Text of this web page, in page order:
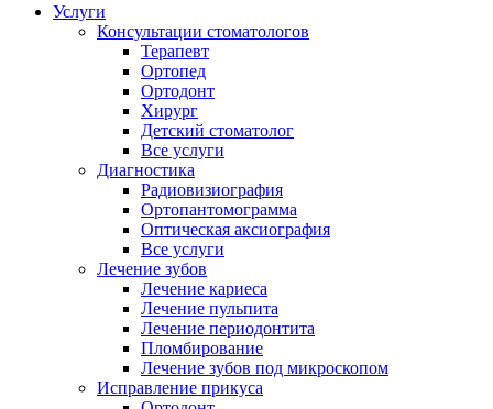
Услуги
Консультации стоматологов
Терапевт
Ортопед
Ортодонт
Хирург
Детский стоматолог
Все услуги
Диагностика
Радиовизиография
Ортопантомограмма
Оптическая аксиография
Все услуги
Лечение зубов
Лечение кариеса
Лечение пульпита
Лечение периодонтита
Пломбирование
Лечение зубов под микроскопом
Исправление прикуса